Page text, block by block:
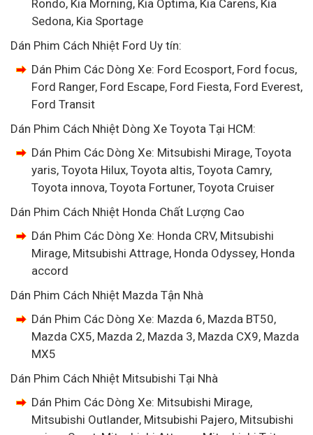
Rondo, Kia Morning, Kia Optima, Kia Carens, Kia
Sedona, Kia Sportage
Dán Phim Cách Nhiệt Ford Uy tín:
Dán Phim Các Dòng Xe: Ford Ecosport, Ford focus,
Ford Ranger, Ford Escape, Ford Fiesta, Ford Everest,
Ford Transit
Dán Phim Cách Nhiệt Dòng Xe Toyota Tại HCM:
Dán Phim Các Dòng Xe: Mitsubishi Mirage, Toyota
yaris, Toyota Hilux, Toyota altis, Toyota Camry,
Toyota innova, Toyota Fortuner, Toyota Cruiser
Dán Phim Cách Nhiệt Honda Chất Lượng Cao
Dán Phim Các Dòng Xe: Honda CRV, Mitsubishi
Mirage, Mitsubishi Attrage, Honda Odyssey, Honda
accord
Dán Phim Cách Nhiệt Mazda Tận Nhà
Dán Phim Các Dòng Xe: Mazda 6, Mazda BT50,
Mazda CX5, Mazda 2, Mazda 3, Mazda CX9, Mazda
MX5
Dán Phim Cách Nhiệt Mitsubishi Tại Nhà
Dán Phim Các Dòng Xe: Mitsubishi Mirage,
Mitsubishi Outlander, Mitsubishi Pajero, Mitsubishi